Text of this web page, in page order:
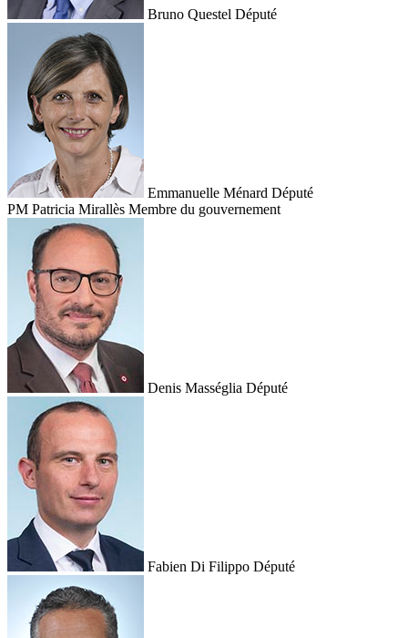
Bruno Questel Député
Emmanuelle Ménard Député
PM Patricia Mirallès Membre du gouvernement
Denis Masséglia Député
Fabien Di Filippo Député